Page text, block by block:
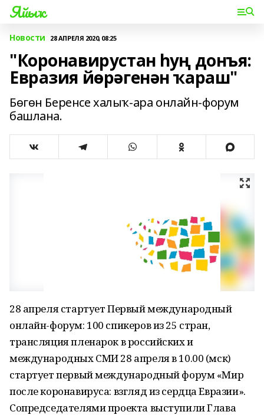
Яйыҡ
Новости 28 АПРЕЛЯ 2020, 08:25
"Коронавирустан һуң донъя:
Евразия йөрәгенән ҡараш"
Бөгөн Беренсе халыҡ-ара онлайн-форум
башлана.
28 апреля стартует Первый международный
онлайн-форум: 100 спикеров из 25 стран,
трансляция пленарок в российских и
международных СМИ 28 апреля в 10.00 (мск)
стартует первый международный форум «Мир
после коронавируса: взгляд из сердца Евразии».
Сопредседателями проекта выступили Глава